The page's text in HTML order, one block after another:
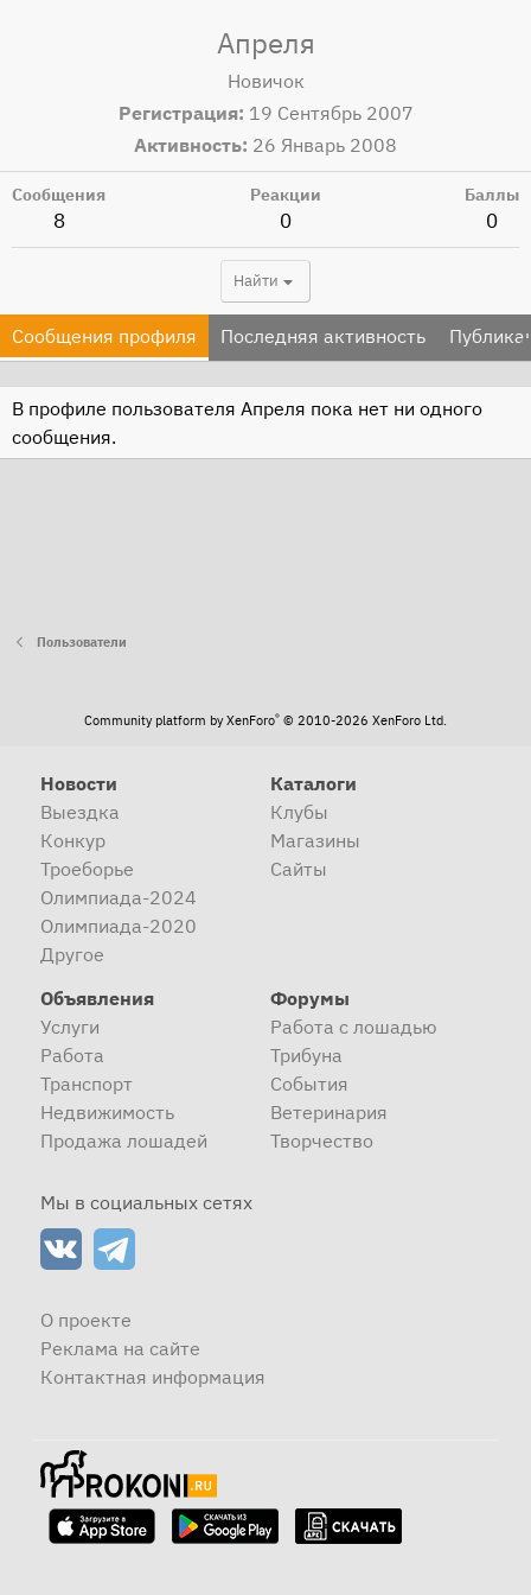
Апреля
Новичок
Регистрация 19 Сентябрь 2007
Активность 26 Январь 2008
Сообщения
8
Реакции
0
Баллы
0
Найти
Сообщения профиля Последняя активность
В профиле пользователя Апреля пока нет ни одного
сообщения.
Пользователи
Community platform by XenForo® © 2010-2026 XenForo Ltd.
Новости
Выездка
Конкур
Троеборье
Олимпиада-2024
Олимпиада-2020
Другое
Каталоги
Клубы
Магазины
Сайты
Объявления
Услуги
Работа
Транспорт
Недвижимость
Продажа лошадей
Форумы
Работа с лошадью
Трибуна
События
Ветеринария
Творчество
Мы в социальных сетях
О проекте
Реклама на сайте
Контактная информация